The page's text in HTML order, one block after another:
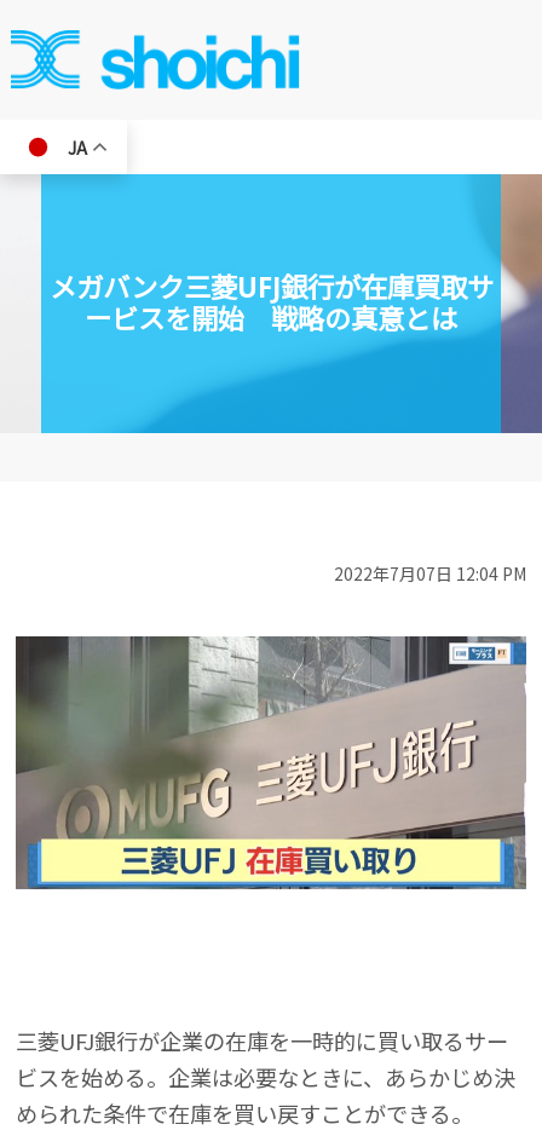
JA
メガバンク三菱UFJ銀行が在庫買取サ
ービスを開始 戦略の真意とは
2022年7月07日 12:04 PM
三菱UFJ銀行が企業の在庫を一時的に買い取るサー
ビスを始める。企業は必要なときに、あらかじめ決
められた条件で在庫を買い戻すことができる。